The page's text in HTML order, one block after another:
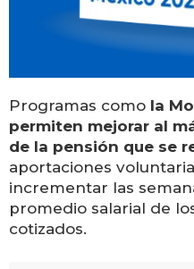
Programas como la
permiten mejorar al
de la pensión que se
aportaciones
incrementar las
promedio salarial de
cotizados.